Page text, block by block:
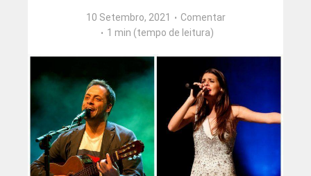
10 Setembro, 2021
Comentar
1 min (tempo de leitura)